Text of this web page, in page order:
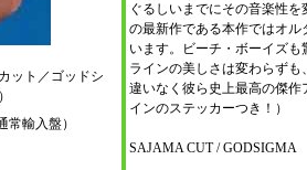
ット／ゴッドシ
常輸入盤）
ぐるしいまでにその音楽性
の最新作である本作ではオ
います。ビーチ・ボーイズも
ラインの美しさは変わらず
違いなく彼ら史上最高の傑
インのステッカーつき！）
SAJAMA CUT / GODSIGMA